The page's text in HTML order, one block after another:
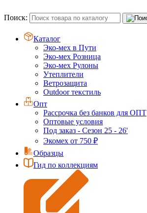
Поиск:
Каталог
Эко-мех в Пути
Эко-мех Розница
Эко-мех Рулоны
Утеплители
Ветрозащита
Outdoor текстиль
Опт
Рассрочка без банков для ОПТ
Оптовые условия
Под заказ - Сезон 25 - 26'
Экомех от 750 ₽
Образцы
Гид по коллекциям